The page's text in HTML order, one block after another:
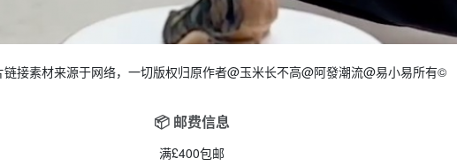
链接素材来源于网络，一切版权归原作者@玉米长不高@阿發潮流@易小易所有©
📦 邮费信息
满£400包邮